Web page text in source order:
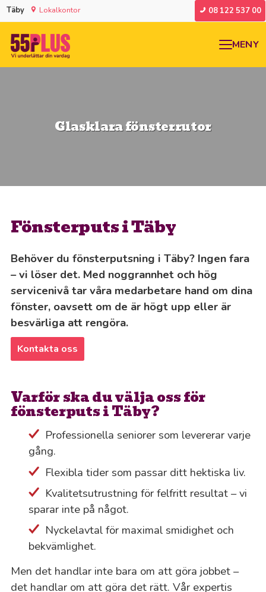
Täby Lokalkontor 08 122 537 00
MENY
Glasklara fönsterrutor
Fönsterputs i Täby
Behöver du fönsterputsning i Täby? Ingen fara
– vi löser det. Med noggrannhet och hög
servicenivå tar våra medarbetare hand om dina
fönster, oavsett om de är högt upp eller är
besvärliga att rengöra.
Kontakta oss
Varför ska du välja oss för
fönsterputs i Täby?
Professionella seniorer som levererar varje
gång.
Flexibla tider som passar ditt hektiska liv.
Kvalitetsutrustning för felfritt resultat – vi
sparar inte på något.
Nyckelavtal för maximal smidighet och
bekvämlighet.
Men det handlar inte bara om att göra jobbet –
det handlar om att göra det rätt. Vår expertis